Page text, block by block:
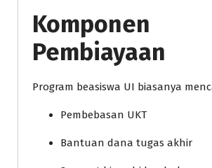
Komponen
Pembiayaan
Program beasiswa UI biasanya
Pembebasan UKT
Bantuan dana tugas akhir